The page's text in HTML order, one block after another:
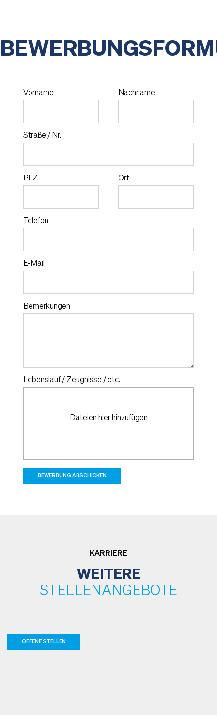
Vorname Nachname
Straße / Nr.
PLZ Ort
Telefon
E-Mail
Bemerkungen
Lebenslauf / Zeugnisse / etc.
Dateien hier hinzufügen
BEWERBUNG ABSCHICKEN
KARRIERE
WEITERE
STELLENANGEBOTE
OFFENE STELLEN